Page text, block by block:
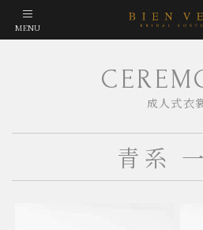
MENU
成人式衣
青系